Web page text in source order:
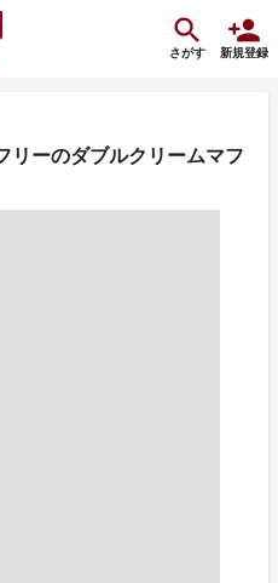
さがす 新規登録
リーのダブルクリームマフ